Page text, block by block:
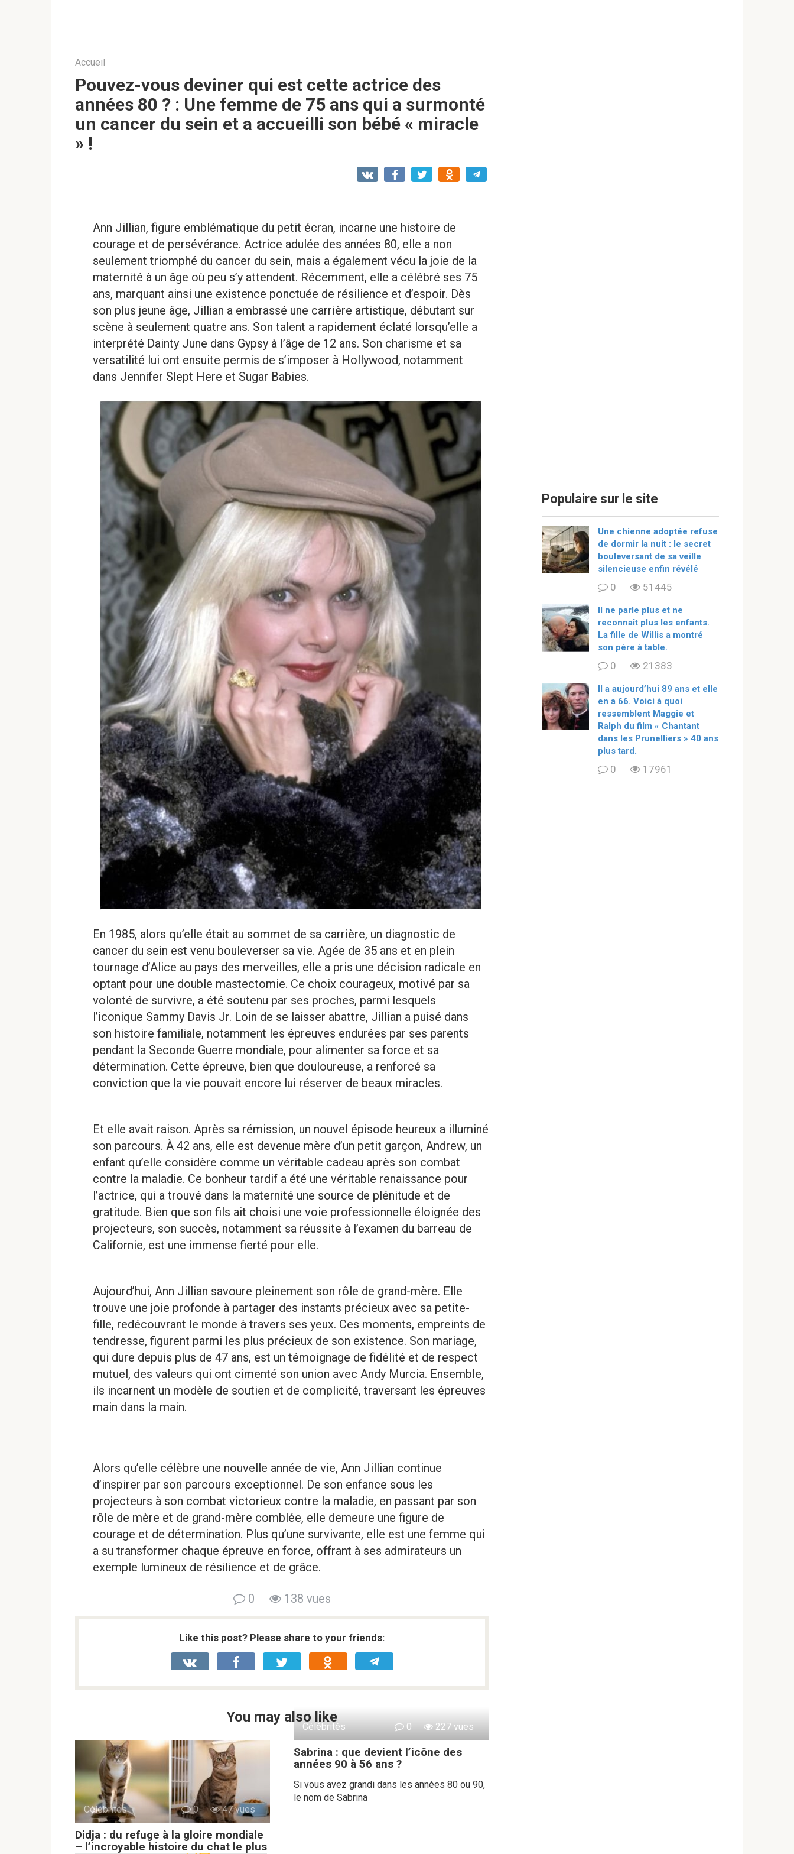
Accueil
Pouvez-vous deviner qui est cette actrice des
années 80 ? : Une femme de 75 ans qui a surmonté
un cancer du sein et a accueilli son bébé « miracle
» !
Ann Jillian, figure emblématique du petit écran, incarne une histoire de
courage et de persévérance. Actrice adulée des années 80, elle a non
seulement triomphé du cancer du sein, mais a également vécu la joie de la
maternité à un âge où peu s’y attendent. Récemment, elle a célébré ses 75
ans, marquant ainsi une existence ponctuée de résilience et d’espoir. Dès
son plus jeune âge, Jillian a embrassé une carrière artistique, débutant sur
scène à seulement quatre ans. Son talent a rapidement éclaté lorsqu’elle a
interprété Dainty June dans Gypsy à l’âge de 12 ans. Son charisme et sa
versatilité lui ont ensuite permis de s’imposer à Hollywood, notamment
dans Jennifer Slept Here et Sugar Babies.
En 1985, alors qu’elle était au sommet de sa carrière, un diagnostic de
cancer du sein est venu bouleverser sa vie. Agée de 35 ans et en plein
tournage d’Alice au pays des merveilles, elle a pris une décision radicale en
optant pour une double mastectomie. Ce choix courageux, motivé par sa
volonté de survivre, a été soutenu par ses proches, parmi lesquels
l’iconique Sammy Davis Jr. Loin de se laisser abattre, Jillian a puisé dans
son histoire familiale, notamment les épreuves endurées par ses parents
pendant la Seconde Guerre mondiale, pour alimenter sa force et sa
détermination. Cette épreuve, bien que douloureuse, a renforcé sa
conviction que la vie pouvait encore lui réserver de beaux miracles.
Et elle avait raison. Après sa rémission, un nouvel épisode heureux a illuminé
son parcours. À 42 ans, elle est devenue mère d’un petit garçon, Andrew, un
enfant qu’elle considère comme un véritable cadeau après son combat
contre la maladie. Ce bonheur tardif a été une véritable renaissance pour
l’actrice, qui a trouvé dans la maternité une source de plénitude et de
gratitude. Bien que son fils ait choisi une voie professionnelle éloignée des
projecteurs, son succès, notamment sa réussite à l’examen du barreau de
Californie, est une immense fierté pour elle.
Aujourd’hui, Ann Jillian savoure pleinement son rôle de grand-mère. Elle
trouve une joie profonde à partager des instants précieux avec sa petite-
fille, redécouvrant le monde à travers ses yeux. Ces moments, empreints de
tendresse, figurent parmi les plus précieux de son existence. Son mariage,
qui dure depuis plus de 47 ans, est un témoignage de fidélité et de respect
mutuel, des valeurs qui ont cimenté son union avec Andy Murcia. Ensemble,
ils incarnent un modèle de soutien et de complicité, traversant les épreuves
main dans la main.
Alors qu’elle célèbre une nouvelle année de vie, Ann Jillian continue
d’inspirer par son parcours exceptionnel. De son enfance sous les
projecteurs à son combat victorieux contre la maladie, en passant par son
rôle de mère et de grand-mère comblée, elle demeure une figure de
courage et de détermination. Plus qu’une survivante, elle est une femme qui
a su transformer chaque épreuve en force, offrant à ses admirateurs un
exemple lumineux de résilience et de grâce.
0 138 vues
Like this post? Please share to your friends:
You may also like
Célébrités 0 47 vues
Didja : du refuge à la gloire mondiale
– l’incroyable histoire du chat le plus
Célébrités 0 227 vues
Sabrina : que devient l’icône des
années 90 à 56 ans ?
Si vous avez grandi dans les années 80 ou 90,
le nom de Sabrina
Populaire sur le site
Une chienne adoptée refuse
de dormir la nuit : le secret
bouleversant de sa veille
silencieuse enfin révélé
0 51445
Il ne parle plus et ne
reconnaît plus les enfants.
La fille de Willis a montré
son père à table.
0 21383
ll a aujourd’hui 89 ans et elle
en a 66. Voici à quoi
ressemblent Maggie et
Ralph du film « Chantant
dans les Prunelliers » 40 ans
plus tard.
0 17961